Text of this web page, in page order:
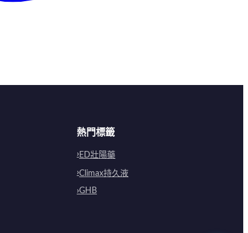
熱門標籤
ED壯陽藥
Climax持久液
GHB